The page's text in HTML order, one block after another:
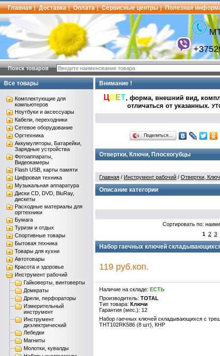
Главная | Доставка | Оплата | Сервисные центры | Полезная
Поиск товаров
Все товары
Комплектующие для
компьютеров
Ноутбуки и аксессуары
Кабели, переходники
Сетевое оборудование
Оргтехника
Аккумуляторы, Батарейки,
Зарядные устройства
Фотоаппараты,
Видеокамеры
Flash USB, карты памяти
Цифровая техника
Музыкальная аппаратура
Диски CD, DVD, BluRay,
дискеты
Расходные материалы для
оргтехники
Бумага
Туризм и отдых
Спортивные товары
Бытовая техника
Товары для кухни
Автотовары
Красота и здоровье
Инструмент рабочий
Гайковерты, винтоверты
Домкраты
Дрели, перфораторы
Измерительный
инструмент
Инструмент
диэлектрический
Лебедки
Магниты
Молотки, кувалды
Внимание !
ЦВ ЕТ, форма, внешний вид,
отличаться от указанных.
Поделиться…
Отвертки, Ключи, Плоскогубцы
Главная / Инструмент рабочий / Отвертки,
Описание категории
Сортировать по:
1 2 3
Набор гаечных ключей
119 руб.коп.
Наличие на складе: ЕСТЬ
Производитель: TOTAL
Тип товара: Ключи
Гарантия (мес.): 12
Набор гаечных ключей складывающихся с
THT102RK586 (8 шт), КНР